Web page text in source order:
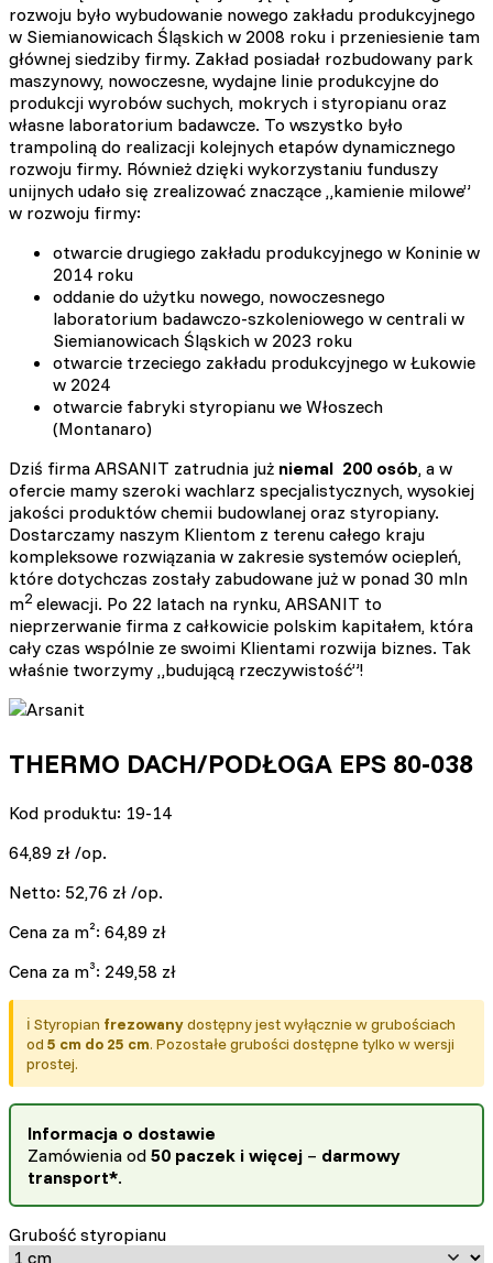
rozwoju było wybudowanie nowego zakładu produkcyjnego
w Siemianowicach Śląskich w 2008 roku i przeniesienie tam
głównej siedziby firmy. Zakład posiadał rozbudowany park
maszynowy, nowoczesne, wydajne linie produkcyjne do
produkcji wyrobów suchych, mokrych i styropianu oraz
własne laboratorium badawcze. To wszystko było
trampoliną do realizacji kolejnych etapów dynamicznego
rozwoju firmy. Również dzięki wykorzystaniu funduszy
unijnych udało się zrealizować znaczące „kamienie milowe”
w rozwoju firmy:
otwarcie drugiego zakładu produkcyjnego w Koninie w
2014 roku
oddanie do użytku nowego, nowoczesnego
laboratorium badawczo-szkoleniowego w centrali w
Siemianowicach Śląskich w 2023 roku
otwarcie trzeciego zakładu produkcyjnego w Łukowie
w 2024
otwarcie fabryki styropianu we Włoszech
(Montanaro)
Dziś firma ARSANIT zatrudnia już niemal 200 osób, a w
ofercie mamy szeroki wachlarz specjalistycznych, wysokiej
jakości produktów chemii budowlanej oraz styropiany.
Dostarczamy naszym Klientom z terenu całego kraju
kompleksowe rozwiązania w zakresie systemów ociepleń,
które dotychczas zostały zabudowane już w ponad 30 mln
m2 elewacji. Po 22 latach na rynku, ARSANIT to
nieprzerwanie firma z całkowicie polskim kapitałem, która
cały czas wspólnie ze swoimi Klientami rozwija biznes. Tak
właśnie tworzymy „budującą rzeczywistość”!
THERMO DACH/PODŁOGA EPS 80-038
Kod produktu: 19-14
64,89 zł /op.
Netto: 52,76 zł /op.
Cena za m²: 64,89 zł
Cena za m³: 249,58 zł
ℹ️ Styropian frezowanydostępny jest wyłącznie w grubościach
od 5 cm do 25 cm. Pozostałe grubości dostępne tylko w wersji
prostej.
Informacja o dostawie
Zamówienia od 50 paczek i więcej – darmowy
transport*.
Grubość styropianu